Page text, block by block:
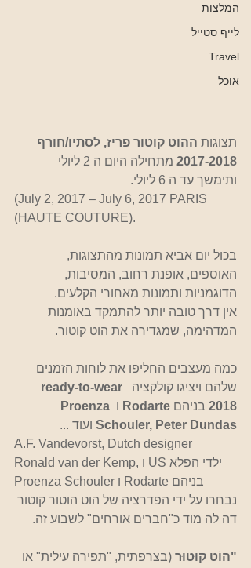
המלצות
לייף סטייל
Travel
אוכל
תצוגות ההוט קוטור פריז, לסתיו/חורף
2017-2018
מתחילה היום ה 2 ליולי
ותימשך עד ה 6 ליולי.
(July 2, 2017 – July 6, 2017 PARIS
(HAUTE COUTURE).
בכול יום אביא תמונות מהתצוגות,
האוספים, אופנת רחוב, המסיבות,
הדוגמניות ותמונות מאחורי הקלעים.
אין דרך טובה יותר להתמקד באומנות
המדהימה, שמגדירה את הוט קוטור.
כמה מעצבים החליפו את לוחות הזמנים
שלהם ויציגו קולקציה
ready-to-wear
2018 בניהם Rodarte ו Proenza
Schouler, Peter Dundas ועוד ...
A.F. Vandevorst, Dutch designer
Ronald van der Kemp, ו US ילדי הפלא
Proenza Schouler ו Rodarte בניהם
נבחרו על ידי הפדרציה של הוט הוטור קוטור
דה לה מוד כ"חברים אורחים" לשבוע זה.
"הוֹט קוּטוּר (בצרפתית, "תפירה עילית" או